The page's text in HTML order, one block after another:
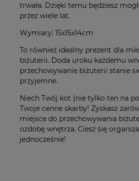
trwała. Dzięki temu będziesz
przez wiele lat.
Wymiary: 15x15x14cm
To również idealny prezent dla
biżuterii. Doda uroku każdemu
przechowywanie biżuterii stanie
przyjemne.
Niech Twój kot (nie tylko ten na
Twoje cenne skarby! Zyskasz
miejsce do przechowywania
ozdobę wnętrza. Ciesz się
jednocześnie!